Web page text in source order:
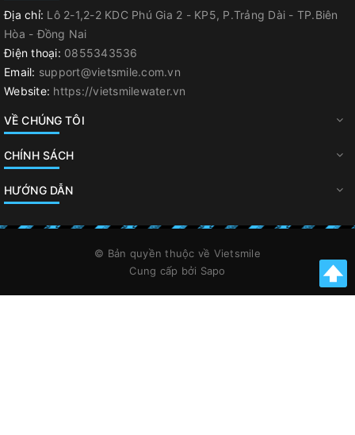
Địa chỉ: Lô 2-1,2-2 KDC Phú Gia 2 - KP5, P.Trảng Dài - TP.Biên
Hòa - Đồng Nai
Điện thoại: 0855343536
Email: support@vietsmile.com.vn
Website: https://vietsmilewater.vn
VỀ CHÚNG TÔI
CHÍNH SÁCH
HƯỚNG DẪN
© Bản quyền thuộc về Vietsmile
Cung cấp bởi Sapo